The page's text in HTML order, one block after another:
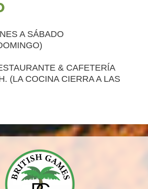
A SÁBADO
& CAFETERÍA
(LA COCINA CIERRA A LAS